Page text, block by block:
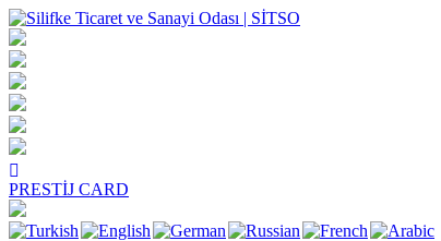
PRESTİJ CARD